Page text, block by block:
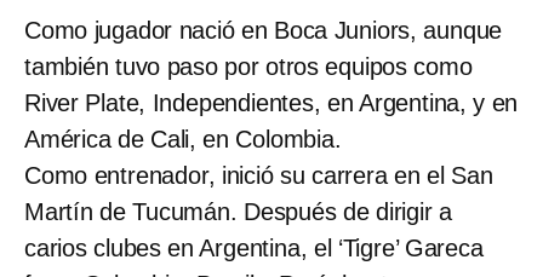
Como jugador nació en Boca Juniors, aunque
también tuvo paso por otros equipos como
River Plate, Independientes, en Argentina, y en
América de Cali, en Colombia.
Como entrenador, inició su carrera en el San
Martín de Tucumán. Después de dirigir a
carios clubes en Argentina, el ‘Tigre’ Gareca